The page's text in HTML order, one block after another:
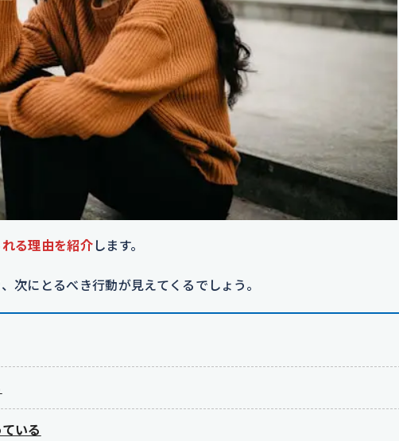
る理由を紹介します。
次にとるべき行動が見えてくるでしょう。
いる